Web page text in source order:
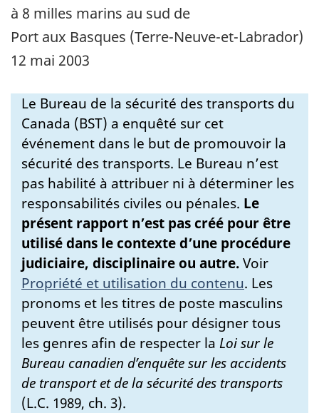
à 8 milles marins au sud de
Port aux Basques (Terre-Neuve-et-Labrador)
12 mai 2003
Le Bureau de la sécurité des transports du
Canada (BST) a enquêté sur cet
événement dans le but de promouvoir la
sécurité des transports. Le Bureau n’est
pas habilité à attribuer ni à déterminer les
responsabilités civiles ou pénales. Le
présent rapport n’est pas créé pour être
utilisé dans le contexte d’une procédure
judiciaire, disciplinaire ou autre.Voir
Propriété et utilisation du contenu. Les
pronoms et les titres de poste masculins
peuvent être utilisés pour désigner tous
les genres afin de respecter la Loi sur le
Bureau canadien d’enquête sur les accidents
de transport et de la sécurité des transports
(L.C. 1989, ch. 3).